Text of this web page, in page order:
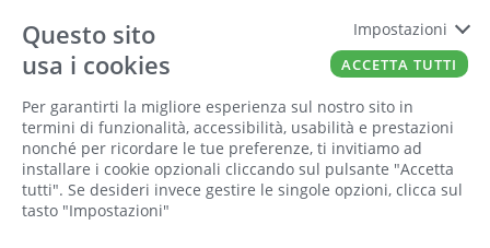
BONAITI
B-NO-HA Single: Sistema di maniglia a scomparsa
per armadi min. 27 mm, max 38 mm
Cod:00398732 Cod For:ANOHANS105
Cod Tec:54.ANOHANS105
−
Questo sito
usa i cookies
Per garantirti la migliore esperienza sul nostro sito in
termini di funzionalità, accessibilità, usabilità e prestazioni
nonché per ricordare le tue preferenze, ti invitiamo ad
installare i cookie opzionali cliccando sul pulsante "Accetta
tutti". Se desideri invece gestire le singole opzioni, clicca sul
tasto "Impostazioni"
Impostazioni
ACCETTA TUTTI